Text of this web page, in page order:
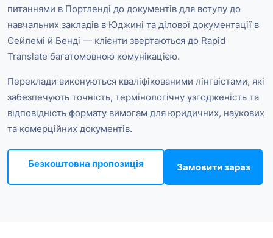
питаннями в Портленді до документів для вступу до
навчальних закладів в Юджині та ділової документації в
Сейлемі й Бенді — клієнти звертаються до Rapid
Translate багатомовною комунікацією.
Переклади виконуються кваліфікованими лінгвістами, які
забезпечують точність, термінологічну узгодженість та
відповідність формату вимогам для юридичних, наукових
та комерційних документів.
Безкоштовна пропозиція Замовити зараз